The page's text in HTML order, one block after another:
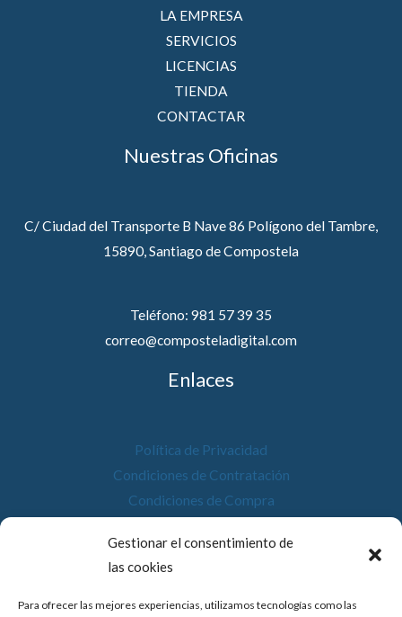
Gestionar el consentimiento de
las cookies
Para ofrecer las mejores experiencias, utilizamos tecnologías como las
LA EMPRESA
SERVICIOS
LICENCIAS
TIENDA
CONTACTAR
Nuestras Oficinas
C/ Ciudad del Transporte B Nave 86 Polígono del Tambre,
15890, Santiago de Compostela
Teléfono: 981 57 39 35
correo@composteladigital.com
Enlaces
Política de Privacidad
Condiciones de Contratación
Condiciones de Compra
Política de Cookies
Accesibilidad